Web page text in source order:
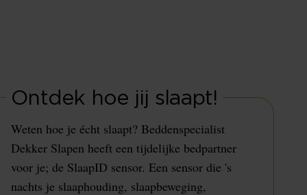
Ontdek hoe jij slaapt!
Weten hoe je écht slaapt? Beddenspecialist
Dekker Slapen heeft een tijdelijke bedpartner
voor je; de SlaapID sensor. Een sensor die 's
nachts je slaaphouding, slaapbeweging,